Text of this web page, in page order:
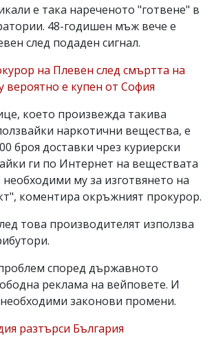
е така нареченото "готвене" в
48-годишен мъж вече е
след подаден сигнал.
на Плевен след смъртта на
вероятно е купен от София
което произвежда такива
наркотични вещества, е
броя доставки чрез куриерски
ги по Интернет на веществата
му за изготвянето на
коментира окръжният прокурор.
това производителят използва
според държавното
реклама на вейповете. И
законови промени.
разтърси България